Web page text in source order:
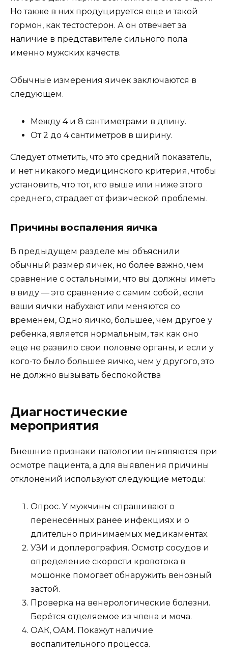
Но также в них продуцируется еще и такой
гормон, как тестостерон. А он отвечает за
наличие в представителе сильного пола
именно мужских качеств.
Обычные измерения яичек заключаются в
следующем.
Между 4 и 8 сантиметрами в длину.
От 2 до 4 сантиметров в ширину.
Следует отметить, что это средний показатель,
и нет никакого медицинского критерия, чтобы
установить, что тот, кто выше или ниже этого
среднего, страдает от физической проблемы.
Причины воспаления яичка
В предыдущем разделе мы объяснили
обычный размер яичек, но более важно, чем
сравнение с остальными, что вы должны иметь
в виду — это сравнение с самим собой, если
ваши яички набухают или меняются со
временем, Одно яичко, большее, чем другое у
ребенка, является нормальным, так как оно
еще не развило свои половые органы, и если у
кого-то было большее яичко, чем у другого, это
не должно вызывать беспокойства
Диагностические
мероприятия
Внешние признаки патологии выявляются при
осмотре пациента, а для выявления причины
отклонений используют следующие методы:
Опрос. У мужчины спрашивают о
перенесённых ранее инфекциях и о
длительно принимаемых медикаментах.
УЗИ и доплерография. Осмотр сосудов и
определение скорости кровотока в
мошонке помогает обнаружить венозный
застой.
Проверка на венерологические болезни.
Берётся отделяемое из члена и моча.
ОАК, ОАМ. Покажут наличие
воспалительного процесса.